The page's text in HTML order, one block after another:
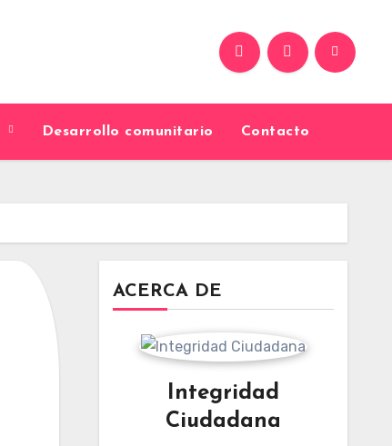
Desarrollo comunitario Contacto
ACERCA DE
Integridad
Ciudadana